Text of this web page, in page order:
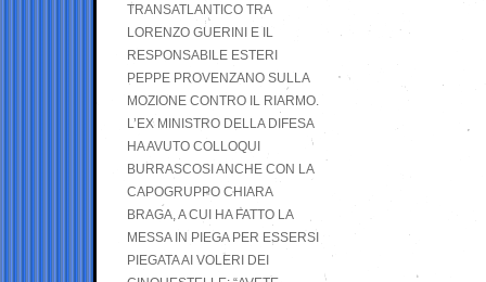
TRANSATLANTICO TRA
LORENZO GUERINI E IL
RESPONSABILE ESTERI
PEPPE PROVENZANO SULLA
MOZIONE CONTRO IL RIARMO.
L’EX MINISTRO DELLA DIFESA
HA AVUTO COLLOQUI
BURRASCOSI ANCHE CON LA
CAPOGRUPPO CHIARA
BRAGA, A CUI HA FATTO LA
MESSA IN PIEGA PER ESSERSI
PIEGATA AI VOLERI DEI